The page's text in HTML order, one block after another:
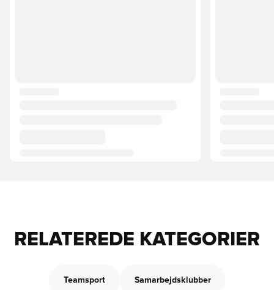
RELATEREDE KATEGORIER
Teamsport Samarbejdsklubber